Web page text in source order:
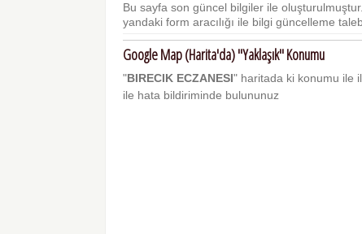
Bu sayfa son güncel bilgiler ile
yandaki form aracılığı ile bilgi güncelleme
Google Map (Harita'da) "Yaklaşık" Konumu
"BIRECIK ECZANESI" haritada ki konumu ile
ile hata bildiriminde bulununuz